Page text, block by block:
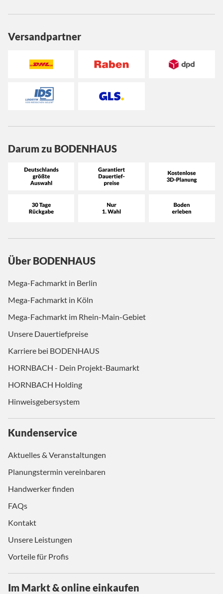
Versandpartner
Darum zu BODENHAUS
Über BODENHAUS
Mega-Fachmarkt in Berlin
Mega-Fachmarkt in Köln
Mega-Fachmarkt im Rhein-Main-Gebiet
Unsere Dauertiefpreise
Karriere bei BODENHAUS
HORNBACH - Dein Projekt-Baumarkt
HORNBACH Holding
Hinweisgebersystem
Kundenservice
Aktuelles & Veranstaltungen
Planungstermin vereinbaren
Handwerker finden
FAQs
Kontakt
Unsere Leistungen
Vorteile für Profis
Im Markt & online einkaufen